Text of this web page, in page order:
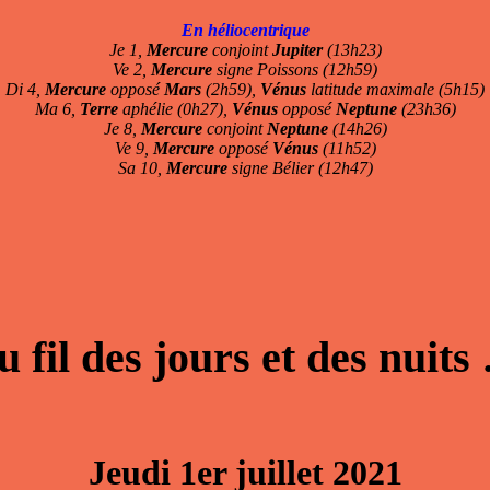
En héliocentrique
Je 1, MercureconjointJupiter(13h23)
Ve 2, Mercure signe Poissons (12h59)
Di 4, Mercure opposé Mars (2h59), Vénus latitude maximale (5h15)
Ma 6, Terreaphélie (0h27), Vénusopposé Neptune(23h36)
Je 8, Mercureconjoint Neptune(14h26)
Ve 9, Mercureopposé Vénus(11h52)
Sa 10, Mercuresigne Bélier (12h47)
fil des jours et des
Jeudi 1er juillet 2021